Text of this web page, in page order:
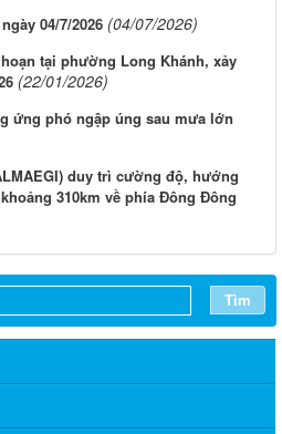
04/7/2026 (04/07/2026)
tại phường Long Khánh, xảy
(22/01/2026)
ứng phó ngập úng sau mưa lớn
duy trì cường độ, hướng
310km về phía Đông Đông
Tìm